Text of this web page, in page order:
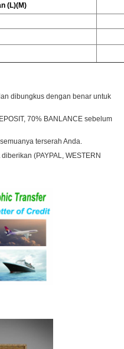
(L)(M)
dibungkus dengan benar untuk
70% BANLANCE sebelum
terserah Anda.
(PAYPAL, WESTERN